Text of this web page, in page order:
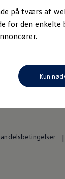
Erhvervsbiler
Vejhjælp
Tilmeld
nyhedsbrev
Priser
på tværs af
for den enkelte
Kun